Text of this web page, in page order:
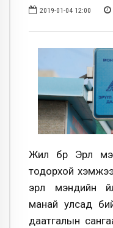
2019-01-04 12:00
Жил бүр Эрүүл
тодорхой
эрүүл мэндийн
манай улсад
даатгалын